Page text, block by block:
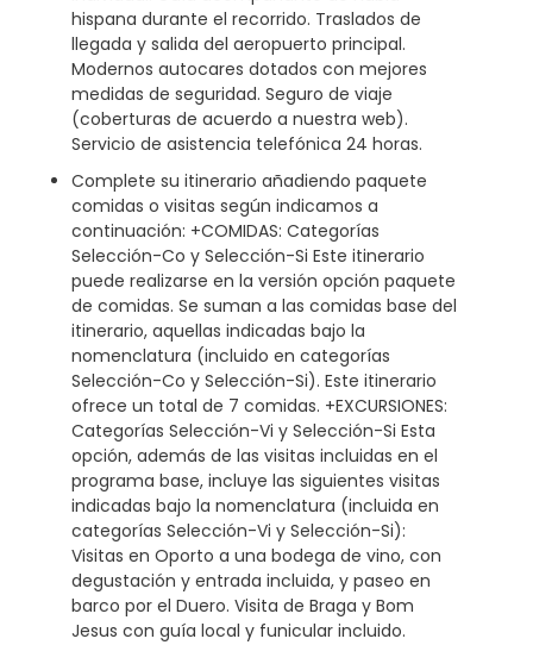
hispana durante el recorrido. Traslados de
llegada y salida del aeropuerto principal.
Modernos autocares dotados con mejores
medidas de seguridad. Seguro de viaje
(coberturas de acuerdo a nuestra web).
Servicio de asistencia telefónica 24 horas.
Complete su itinerario añadiendo paquete
comidas o visitas según indicamos a
continuación: +COMIDAS: Categorías
Selección-Co y Selección-Si Este itinerario
puede realizarse en la versión opción paquete
de comidas. Se suman a las comidas base del
itinerario, aquellas indicadas bajo la
nomenclatura (incluido en categorías
Selección-Co y Selección-Si). Este itinerario
ofrece un total de 7 comidas. +EXCURSIONES:
Categorías Selección-Vi y Selección-Si Esta
opción, además de las visitas incluidas en el
programa base, incluye las siguientes visitas
indicadas bajo la nomenclatura (incluida en
categorías Selección-Vi y Selección-Si):
Visitas en Oporto a una bodega de vino, con
degustación y entrada incluida, y paseo en
barco por el Duero. Visita de Braga y Bom
Jesus con guía local y funicular incluido.